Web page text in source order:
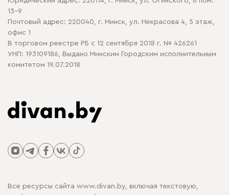
Политика в отношении обработки cookie
13-9
Почтовый адрес: 220040, г. Минск, ул. Некрасова 4, 5 этаж,
офис 1
В торговом реестре РБ с 12 сентября 2018 г. № 426261
УНП: 193109186, Выдано Минским Городским исполнительным
комитетом 19.07.2018
Все ресурсы сайта www.divan.by, включая текстовую,